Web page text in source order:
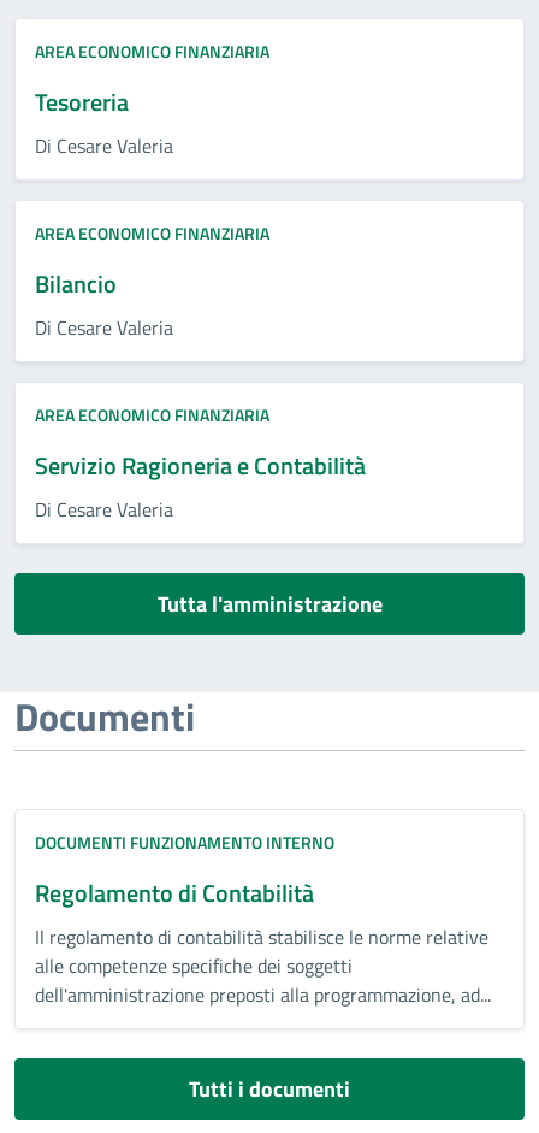
AREA ECONOMICO FINANZIARIA
Tesoreria
Di Cesare Valeria
AREA ECONOMICO FINANZIARIA
Bilancio
Di Cesare Valeria
AREA ECONOMICO FINANZIARIA
Servizio Ragioneria e Contabilità
Di Cesare Valeria
Tutta l'amministrazione
Documenti
DOCUMENTI FUNZIONAMENTO INTERNO
Regolamento di Contabilità
Il regolamento di contabilità stabilisce le norme relative
alle competenze specifiche dei soggetti
dell'amministrazione preposti alla programmazione, ad...
Tutti i documenti